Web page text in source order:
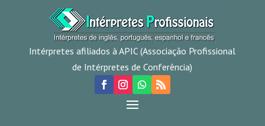
Intérpretes afiliados à APIC (Associação Profissional
de Intérpretes de Conferência)